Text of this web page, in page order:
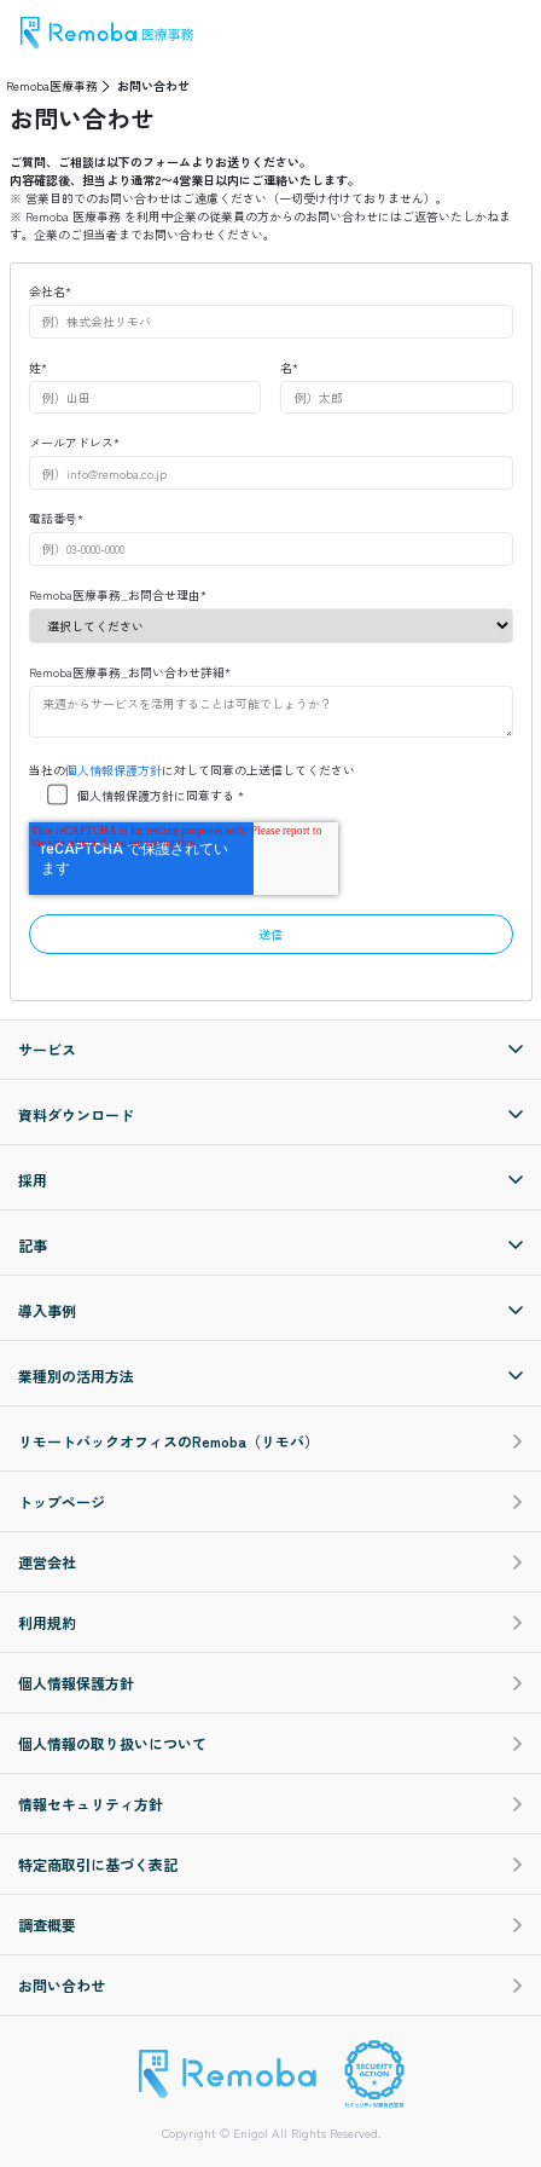
Remoba医療事務 お問い合わせ
お問い合わせ
ご質問、ご相談は以下のフォームよりお送りください。
内容確認後、担当より通常2〜4営業日以内にご連絡いたします。
※ 営業目的でのお問い合わせはご遠慮ください（一切受け付けておりません）。
※ Remoba 医療事務 を利用中企業の従業員の方からのお問い合わせにはご返答いたしかねま
す。企業のご担当者までお問い合わせください。
会社名*
姓* 名*
メールアドレス*
電話番号*
Remoba医療事務_お問合せ理由*
Remoba医療事務_お問い合わせ詳細*
当社の個人情報保護方針に対して同意の上送信してください
個人情報保護方針に同意する *
サービス
資料ダウンロード
採用
記事
導入事例
業種別の活用方法
リモートバックオフィスのRemoba（リモバ）
トップページ
運営会社
利用規約
個人情報保護方針
個人情報の取り扱いについて
情報セキュリティ方針
特定商取引に基づく表記
調査概要
お問い合わせ
Copyright © Enigol All Rights Reserved.